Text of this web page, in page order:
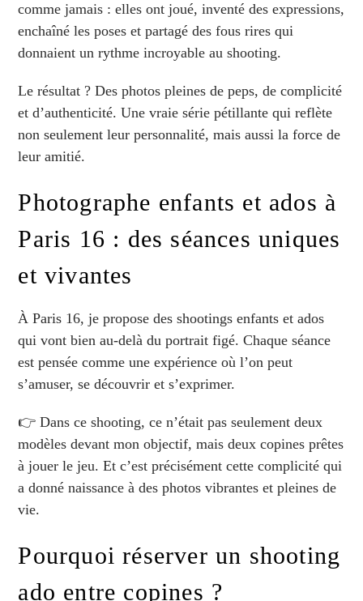
comme jamais : elles ont joué, inventé des expressions,
enchaîné les poses et partagé des fous rires qui
donnaient un rythme incroyable au shooting.
Le résultat ? Des photos pleines de peps, de complicité
et d’authenticité. Une vraie série pétillante qui reflète
non seulement leur personnalité, mais aussi la force de
leur amitié.
Photographe enfants et ados à
Paris 16 : des séances uniques
et vivantes
À Paris 16, je propose des shootings enfants et ados
qui vont bien au-delà du portrait figé. Chaque séance
est pensée comme une expérience où l’on peut
s’amuser, se découvrir et s’exprimer.
👉 Dans ce shooting, ce n’était pas seulement deux
modèles devant mon objectif, mais deux copines prêtes
à jouer le jeu. Et c’est précisément cette complicité qui
a donné naissance à des photos vibrantes et pleines de
vie.
Pourquoi réserver un shooting
ado entre copines ?